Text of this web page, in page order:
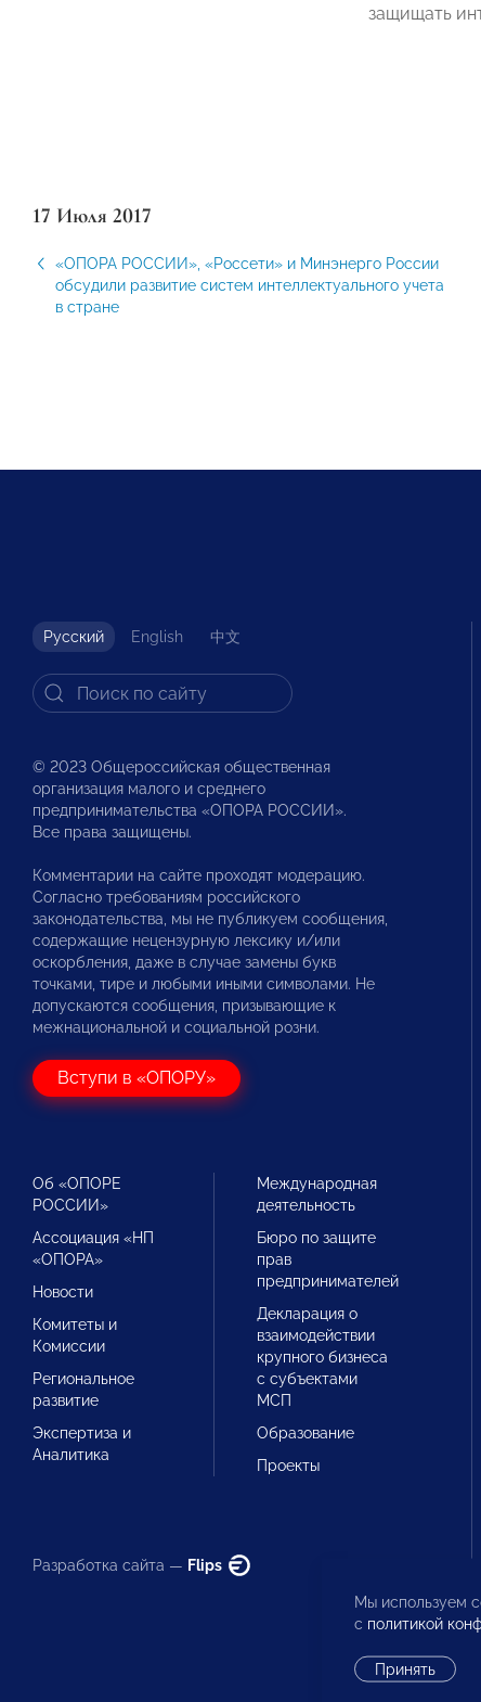
защищать
17 Июля 2017
«ОПОРА РОССИИ», «Россети» и Минэнерго России
обсудили развитие систем интеллектуального учета
в стране
Русский English 中文
© 2023 Общероссийская общественная
организация малого и среднего
предпринимательства «ОПОРА РОССИИ».
Все права защищены.
Комментарии на сайте проходят модерацию.
Согласно требованиям российского
законодательства, мы не публикуем сообщения,
содержащие нецензурную лексику и/или
оскорбления, даже в случае замены букв
точками, тире и любыми иными символами. Не
допускаются сообщения, призывающие к
межнациональной и социальной розни.
Вступи в «ОПОРУ»
Об «ОПОРЕ
РОССИИ»
Ассоциация «НП
«ОПОРА»
Новости
Комитеты и
Комиссии
Региональное
развитие
Экспертиза и
Аналитика
Международная
деятельность
Бюро по защите
прав
предпринимателей
Декларация о
взаимодействии
крупного бизнеса
с субъектами
МСП
Образование
Проекты
Разработка сайта — Flips
Мы используем
с политикой
Принять